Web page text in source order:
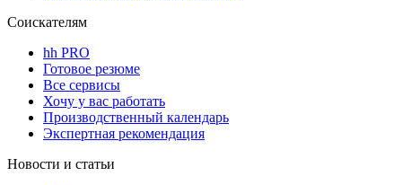
Соискателям
hh PRO
Готовое резюме
Все сервисы
Хочу у вас работать
Производственный календарь
Экспертная рекомендация
Новости и статьи